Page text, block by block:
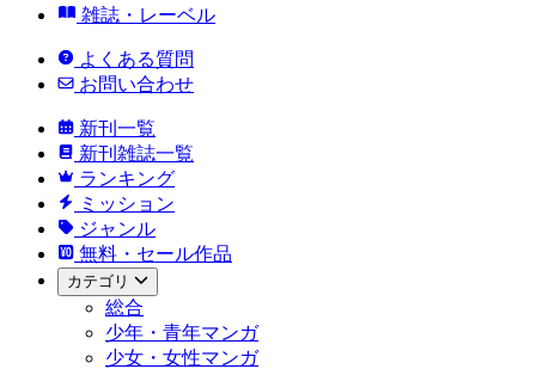
雑誌・レーベル
よくある質問
お問い合わせ
新刊一覧
新刊雑誌一覧
ランキング
ミッション
ジャンル
無料・セール作品
カテゴリ
総合
少年・青年マンガ
少女・女性マンガ